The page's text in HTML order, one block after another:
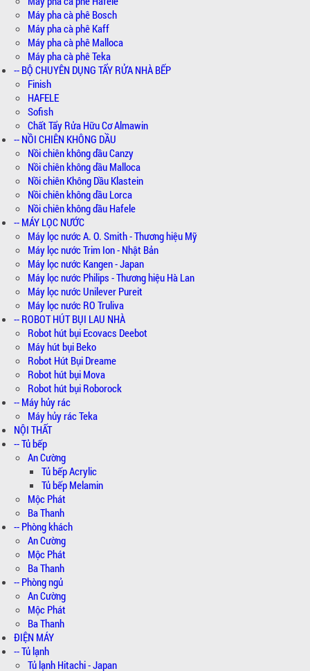
Máy pha cà phê Bosch
Máy pha cà phê Kaff
Máy pha cà phê Malloca
Máy pha cà phê Teka
-- BỘ CHUYÊN DỤNG TẨY RỬA NHÀ BẾP
Finish
HAFELE
Sofish
Chất Tẩy Rửa Hữu Cơ Almawin
-- NỒI CHIÊN KHÔNG DẦU
Nồi chiên không dầu Canzy
Nồi chiên không dầu Malloca
Nồi chiên Không Dầu Klastein
Nồi chiên không dầu Lorca
Nồi chiên không dầu Hafele
-- MÁY LỌC NƯỚC
Máy lọc nước A. O. Smith - Thương hiệu Mỹ
Máy lọc nước Trim Ion - Nhật Bản
Máy lọc nước Kangen - Japan
Máy lọc nước Philips - Thương hiệu Hà Lan
Máy lọc nước Unilever Pureit
Máy lọc nước RO Truliva
-- ROBOT HÚT BỤI LAU NHÀ
Robot hút bụi Ecovacs Deebot
Máy hút bụi Beko
Robot Hút Bụi Dreame
Robot hút bụi Mova
Robot hút bụi Roborock
-- Máy hủy rác
Máy hủy rác Teka
NỘI THẤT
-- Tủ bếp
An Cường
Tủ bếp Acrylic
Tủ bếp Melamin
Mộc Phát
Ba Thanh
-- Phòng khách
An Cường
Mộc Phát
Ba Thanh
-- Phòng ngủ
An Cường
Mộc Phát
Ba Thanh
ĐIỆN MÁY
-- Tủ lạnh
Tủ lạnh Hitachi - Japan